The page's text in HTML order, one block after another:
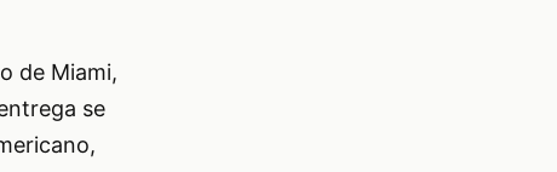
de Miami,
se